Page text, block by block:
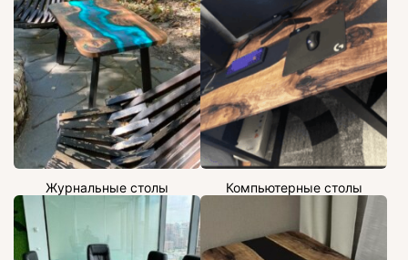
Журнальные столы Компьютерные столы